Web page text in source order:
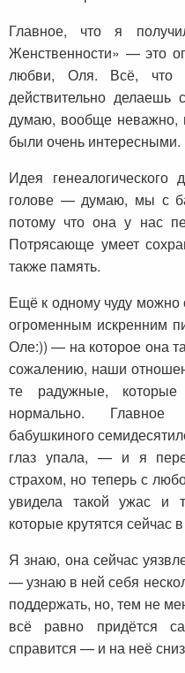
Главное, что я
Женственности» — это
любви, Оля. Всё,
действительно
думаю, вообще неважно,
были очень интересными.
Идея
голове — думаю, мы с
потому что она у нас
Потрясающе умеет
также память.
Ещё к одному чуду можно
огроменным искренним
Оле:)) — на которое она
сожалению, наши
те радужные,
нормально.
бабушкиного
глаз упала, — и я
страхом, но теперь с
увидела такой ужас и
которые крутятся сейчас
Я знаю, она сейчас
— узнаю в ней себя
поддержать, но, тем не
всё равно придётся
справится — и на неё